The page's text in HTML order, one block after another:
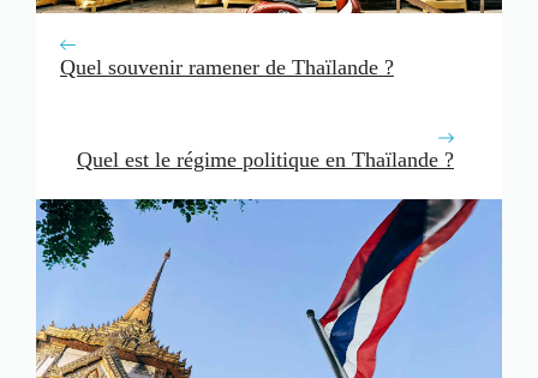
Quel souvenir ramener de Thaïlande ?
Quel est le régime politique en Thaïlande ?